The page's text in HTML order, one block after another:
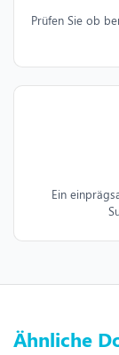
Prüfen Sie ob
Ein
Ähnliche